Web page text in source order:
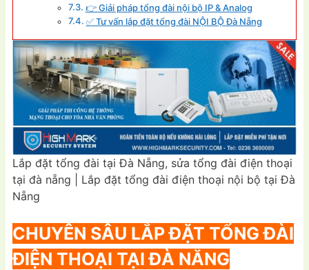
👉 Giải pháp tổng đài nội bộ IP & Analog
✅ Tư vấn lắp đặt tổng đài NỘI BỘ Đà Nẵng
Lắp đặt tổng đài tại Đà Nẵng, sửa tổng đài điện thoại
tại đà nẵng | Lắp đặt tổng đài điện thoại nội bộ tại Đà
Nẵng
CHUYÊN SÂU LẮP ĐẶT TỔNG ĐÀI
ĐIỆN THOẠI TẠI ĐÀ NẴNG